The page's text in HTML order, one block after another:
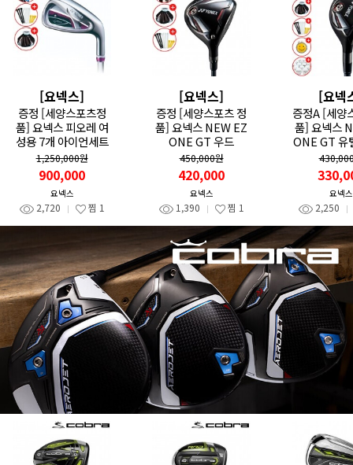
[요넥스]
증정 [세양스포츠정
품] 요넥스 피오레 여
성용 7개 아이언세트
1,250,000원
900,000
요넥스
2,720 찜 1
[요넥스]
증정 [세양스포츠 정
품] 요넥스 NEW EZ
ONE GT 우드
450,000원
420,000
요넥스
1,390 찜 1
[요넥
증정A [세양
품] 요넥스
ONE GT 유
F
요넥스
2,250